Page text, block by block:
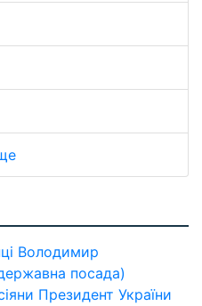
Володимир
посада)
Президент України